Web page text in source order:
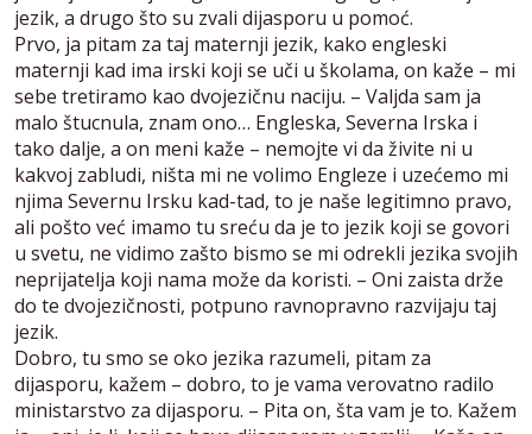
jezik, a drugo što su zvali dijasporu u pomoć.
Prvo, ja pitam za taj maternji jezik, kako engleski
maternji kad ima irski koji se uči u školama, on kaže – mi
sebe tretiramo kao dvojezičnu naciju. – Valjda sam ja
malo štucnula, znam ono… Engleska, Severna Irska i
tako dalje, a on meni kaže – nemojte vi da živite ni u
kakvoj zabludi, ništa mi ne volimo Engleze i uzećemo mi
njima Severnu Irsku kad-tad, to je naše legitimno pravo,
ali pošto već imamo tu sreću da je to jezik koji se govori
u svetu, ne vidimo zašto bismo se mi odrekli jezika svojih
neprijatelja koji nama može da koristi. – Oni zaista drže
do te dvojezičnosti, potpuno ravnopravno razvijaju taj
jezik.
Dobro, tu smo se oko jezika razumeli, pitam za
dijasporu, kažem – dobro, to je vama verovatno radilo
ministarstvo za dijasporu. – Pita on, šta vam je to. Kažem